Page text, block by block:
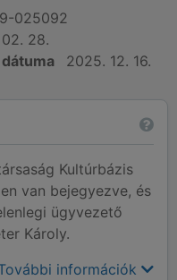
025092
02. 28.
2025. 12. 16.
Kultúrbázis
van bejegyezve, és
ügyvezető
Károly.
információk